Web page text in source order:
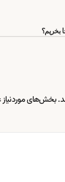
بخریم؟
بخش‌های